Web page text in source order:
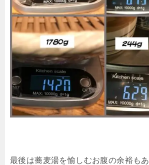
最後は蕎麦湯を愉しむお腹の余裕もあ